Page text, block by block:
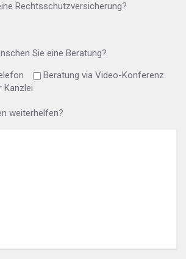
Rechtsschutzversicherung?
Sie eine Beratung?
Beratung via Video-Konferenz
Kanzlei
weiterhelfen?